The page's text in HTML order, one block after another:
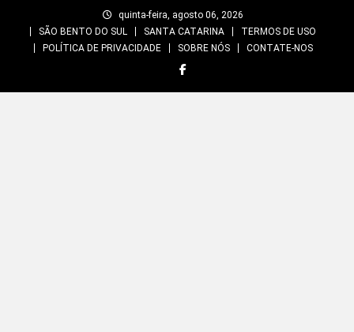
quinta-feira, agosto 06, 2026
SÃO BENTO DO SUL
SANTA CATARINA
TERMOS DE USO
POLÍTICA DE PRIVACIDADE
SOBRE NÓS CONTATE-NOS